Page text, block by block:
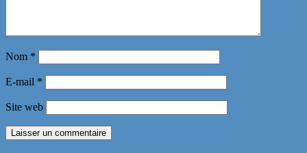
Nom *
E-mail *
Site web